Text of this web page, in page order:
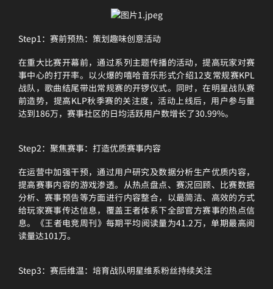
Step1：赛前预热：策划趣味创意活动
在重大比赛开幕前，通过系列主题传播的活动，提高玩家对赛
事中心的打开率。以火爆的嘻哈音乐形式介绍12支常规赛KPL
战队，歌曲结尾带出常规赛的开锣仪式。同时，在明星战队赛
前造势，提高KLP秋季赛的关注度，活动上线后，用户参与量
达到186万，赛事社区的日均活跃用户数增长了30.99%。
Step2：聚焦赛事：打造优质赛事内容
在运营中加强干预，通过用户研究及数据分析生产优质内容，
提高赛事内容的游戏渗透。从热点盘点、赛况回顾、比赛数据
分析、赛事预告等方面进行内容整合，以最简洁、高效的方式
给玩家赛事传达信息，覆盖王者体系下全部官方赛事的热点信
息。《王者电竞周刊》每期平均阅读量为41.2万，单期最高阅
读量达101万。
Step3：赛后维温：培育战队明星维系粉丝持续关注